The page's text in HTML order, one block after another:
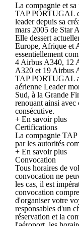
La compagnie et sa
TAP PORTUGAL
leader depuis sa
mars 2005 de Star
Elle dessert
Europe, Afrique et
essentiellement
4 Airbus A340, 12
A320 et 19 Airbus
TAP PORTUGAL
aérienne Leader
Sud, à la Grande
renouant ainsi
consécutive.
+ En savoir plus
Certifications
La compagnie TAP
par les autorités
+ En savoir plus
Convocation
Tous horaires de
convocation ne
les cas, il est
convocation
d'organiser votre
responsables d'un
réservation et la